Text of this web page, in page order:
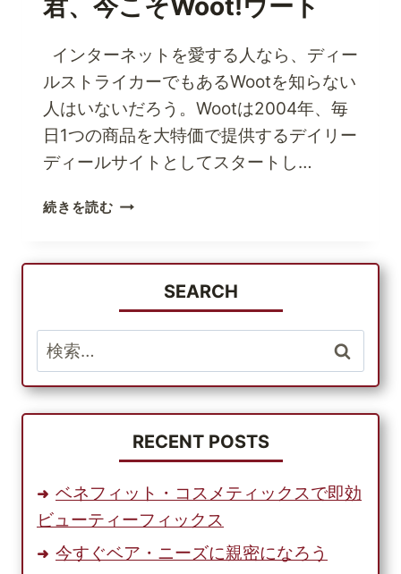
ン
ウ
タ
ー
USA
の
店
物
頃
価
格
の
品
を
入
君、今こそWoot!ウート
インターネットを愛する人なら、ディー
ルストライカーでもあるWootを知らない
人はいないだろう。Wootは2004年、毎
日1つの商品を大特価で提供するデイリー
ディールサイトとしてスタートし…
続きを読むデ
ル
ト
ラ
カ
ー
諸
君、
今
そ
WOOT!
ウ
SEARCH
検
索:
RECENT POSTS
ベネフィット・コスメティックスで即効
ビューティーフィックス
今すぐベア・ニーズに親密になろう